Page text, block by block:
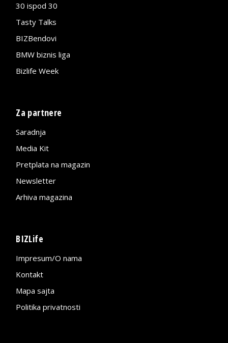
30 ispod 30
Tasty Talks
BIZBendovi
BMW biznis liga
Bizlife Week
Za partnere
Saradnja
Media Kit
Pretplata na magazin
Newsletter
Arhiva magazina
BIZLife
Impresum/O nama
Kontakt
Mapa sajta
Politika privatnosti